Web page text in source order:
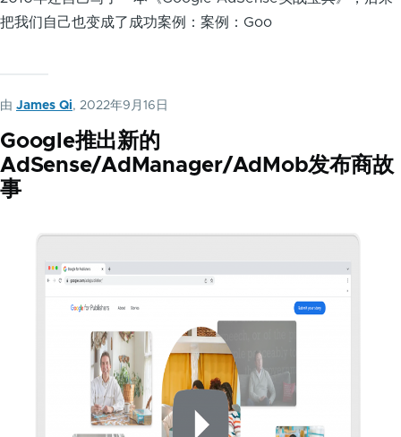
把我们自己也变成了成功案例：案例：Goo
由 James Qi, 2022年9月16日
Google推出新的
AdSense/AdManager/AdMob发布商故
事